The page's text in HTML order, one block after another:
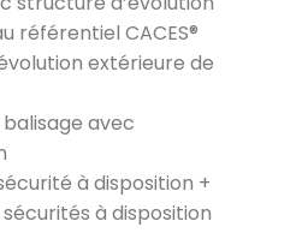
référentiel CACES®
extérieure de
avec
à disposition +
à disposition